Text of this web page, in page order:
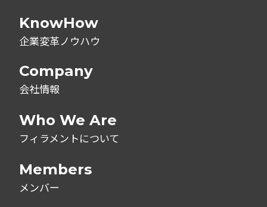
KnowHow
企業変革ノウハウ
Company
会社情報
Who We Are
フィラメントについて
Members
メンバー